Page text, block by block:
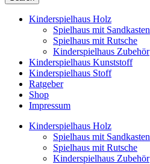
Kinderspielhaus Holz
Spielhaus mit Sandkasten
Spielhaus mit Rutsche
Kinderspielhaus Zubehör
Kinderspielhaus Kunststoff
Kinderspielhaus Stoff
Ratgeber
Shop
Impressum
Kinderspielhaus Holz
Spielhaus mit Sandkasten
Spielhaus mit Rutsche
Kinderspielhaus Zubehör